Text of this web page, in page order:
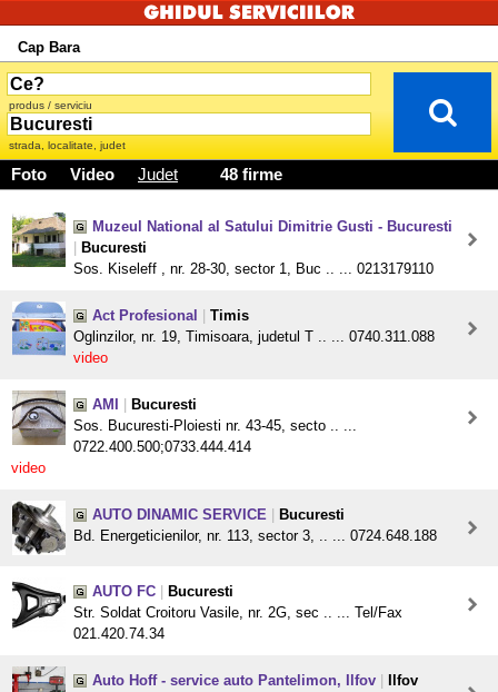
Cap Bara
produs / serviciu
strada, localitate, judet
Foto Video Judet 48 firme
Muzeul National al Satului Dimitrie Gusti - Bucuresti
Bucuresti
Sos. Kiseleff , nr. 28-30, sector 1, Buc .. ... 0213179110
Act Profesional
Timis
Oglinzilor, nr. 19, Timisoara, judetul T .. ... 0740.311.088
video
AMI
Bucuresti
Sos. Bucuresti-Ploiesti nr. 43-45, secto .. ...
0722.400.500;0733.444.414
video
AUTO DINAMIC SERVICE
Bucuresti
Bd. Energeticienilor, nr. 113, sector 3, .. ... 0724.648.188
AUTO FC
Bucuresti
Str. Soldat Croitoru Vasile, nr. 2G, sec .. ... Tel/Fax
021.420.74.34
Auto Hoff - service auto Pantelimon, Ilfov
Ilfov